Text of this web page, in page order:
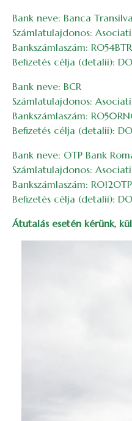
Bank neve: Banca
Számlatulajdonos:
Bankszámlaszám:
Befizetés célja (detalii):
Bank neve: BCR
Számlatulajdonos:
Bankszámlaszám:
Befizetés célja (detalii):
Bank neve: OTP Bank
Számlatulajdonos:
Bankszámlaszám:
Befizetés célja (detalii):
Átutalás esetén kérünk,